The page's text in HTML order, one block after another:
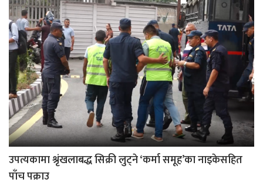
उपत्यकामा श्रृंखलाबद्ध सिक्री लुट्ने ‘कर्मा समूह’का नाइकेसहित
पाँच पक्राउ